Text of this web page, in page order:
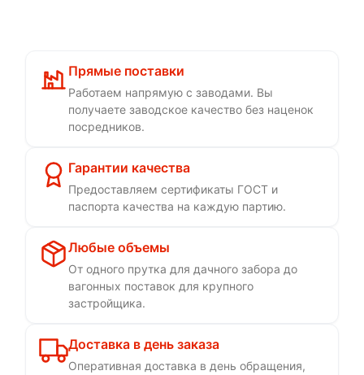
Прямые поставки
Работаем напрямую с заводами. Вы
получаете заводское качество без наценок
посредников.
Гарантии качества
Предоставляем сертификаты ГОСТ и
паспорта качества на каждую партию.
Любые объемы
От одного прутка для дачного забора до
вагонных поставок для крупного
застройщика.
Доставка в день заказа
Оперативная доставка в день обращения,